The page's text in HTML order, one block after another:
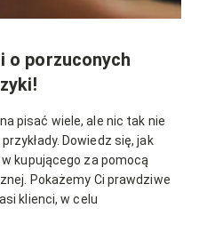
o porzuconych
pisać wiele, ale nic tak nie
Dowiedz się, jak
kupującego za pomocą
Pokażemy Ci prawdziwe
klienci, w celu